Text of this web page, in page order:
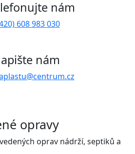
nám
608 983 030
nám
opravy
oprav nádrží, septiků a